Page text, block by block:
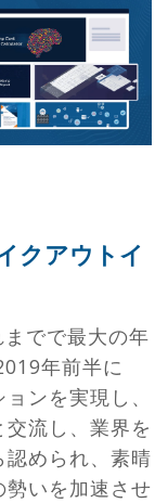
クアウトイ
でで最大の年
年前半に
ンを実現し、
流し、業界を
認められ、素晴
勢いを加速させ